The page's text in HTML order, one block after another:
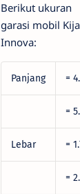
Berikut ukuran
garasi mobil
Innova:
Panjang =
=
Lebar =
=